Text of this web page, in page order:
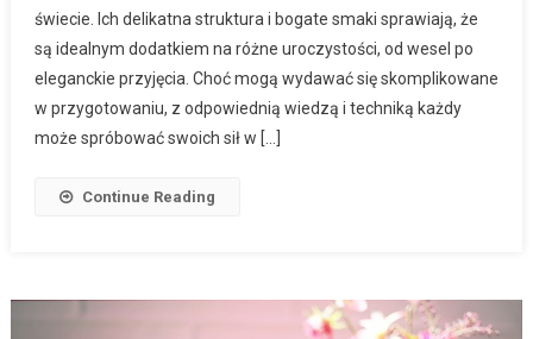
świecie. Ich delikatna struktura i bogate smaki sprawiają, że
są idealnym dodatkiem na różne uroczystości, od wesel po
eleganckie przyjęcia. Choć mogą wydawać się skomplikowane
w przygotowaniu, z odpowiednią wiedzą i techniką każdy
może spróbować swoich sił w […]
Continue Reading